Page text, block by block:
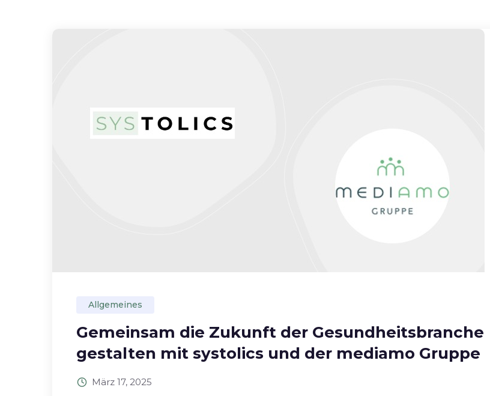
Allgemeines
Gemeinsam die Zukunft der Gesundheitsbranche
gestalten mit systolics und der mediamo Gruppe
März 17, 2025